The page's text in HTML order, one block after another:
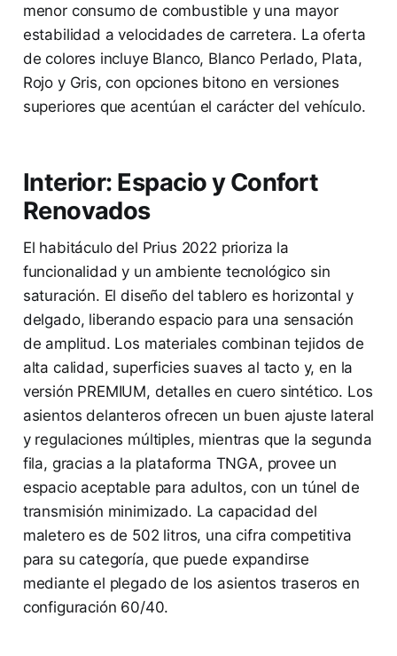
menor consumo de combustible y una mayor
estabilidad a velocidades de carretera. La oferta
de colores incluye Blanco, Blanco Perlado, Plata,
Rojo y Gris, con opciones bitono en versiones
superiores que acentúan el carácter del vehículo.
Interior: Espacio y Confort
Renovados
El habitáculo del Prius 2022 prioriza la
funcionalidad y un ambiente tecnológico sin
saturación. El diseño del tablero es horizontal y
delgado, liberando espacio para una sensación
de amplitud. Los materiales combinan tejidos de
alta calidad, superficies suaves al tacto y, en la
versión PREMIUM, detalles en cuero sintético. Los
asientos delanteros ofrecen un buen ajuste lateral
y regulaciones múltiples, mientras que la segunda
fila, gracias a la plataforma TNGA, provee un
espacio aceptable para adultos, con un túnel de
transmisión minimizado. La capacidad del
maletero es de 502 litros, una cifra competitiva
para su categoría, que puede expandirse
mediante el plegado de los asientos traseros en
configuración 60/40.